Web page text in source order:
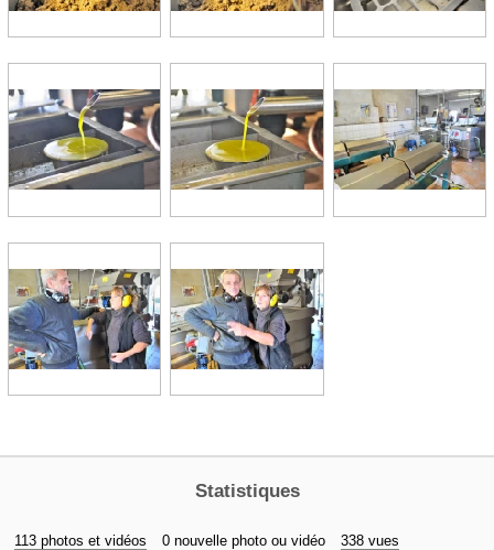
Statistiques
113 photos et vidéos 0 nouvelle photo ou vidéo 338 vues